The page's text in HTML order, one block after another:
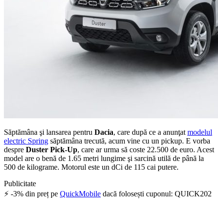
Săptămâna şi lansarea pentru Dacia, care după ce a anunţat modelul
electric Spring săptămâna trecută, acum vine cu un pickup. E vorba
despre Duster Pick-Up, care ar urma să coste 22.500 de euro. Acest
model are o benă de 1.65 metri lungime şi sarcină utilă de până la
500 de kilograme. Motorul este un dCi de 115 cai putere.
Publicitate
⚡ -3% din preț pe QuickMobile dacă folosești cuponul: QUICK202